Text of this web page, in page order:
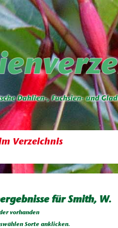
Verzeichnis
für Smith, W.
vorhanden
Sorte anklicken.